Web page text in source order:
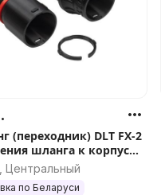
(переходник) DLT FX-2
шланга к корпусу
Bosch с адаптером,
Центральный
по Беларуси